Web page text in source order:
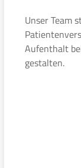
Unser Team
Aufenthalt
gestalten.